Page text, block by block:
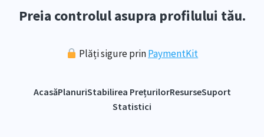
Preia controlul asupra profilului tău.
Plăți sigure prinPaymentKit
AcasăPlanuriStabilirea PrețurilorResurseSuport
Statistici